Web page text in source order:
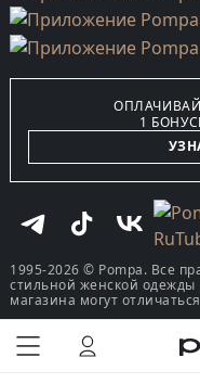
КУПИТЬ В ОДИН
1
1995-2026 © Pompa. Все
стильной женской
магазина могут